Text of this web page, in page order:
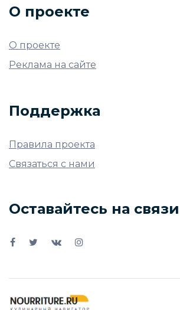
О проекте
О проекте
Реклама на сайте
Поддержка
Правила проекта
Связаться с нами
Оставайтесь на связи